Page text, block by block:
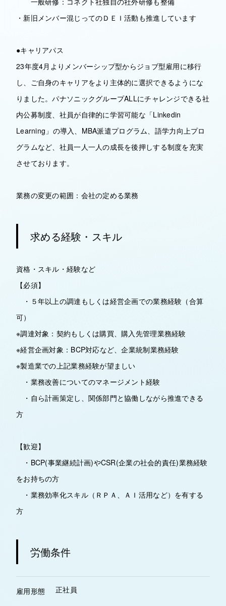
・新旧メンバー混じってのＤＥＩ活動も推進しています
●キャリアパス
23年度4月よりメンバーシップ型からジョブ型雇用に移行
し、ご自身のキャリアをより主体的に選択できるようにな
りました。パナソニックグループALLにチャレンジできる社
内公募制度、社員が自律的に学習可能な「Linkedin
Learning」の導入、MBA派遣プログラム、語学力向上プロ
グラムなど、社員一人一人の成長を後押しする制度を充実
させております。
業務の変更の範囲：会社の定める業務
求める経験・スキル
資格・スキル・経験など
【必須】
・５年以上の調達もしくは経営企画での業務経験（合算
可）
※調達対象：契約もしくは購買、購入先管理業務経験
※経営企画対象：BCP対応など、企業統制業務経験
※製造業での上記業務経験が望ましい
・業務改善についてのマネージメント経験
・自ら計画策定し、関係部門と協働しながら推進できる
方
【歓迎】
・BCP(事業継続計画)やCSR(企業の社会的責任)業務経験
をお持ちの方
・業務効率化スキル（ＲＰＡ、ＡＩ活用など）を有する
方
労働条件
雇用形態 正社員